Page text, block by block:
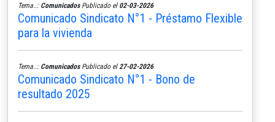
Tema..: ComunicadosPublicado el 02-03-2026
Comunicado Sindicato N°1 - Préstamo Flexible
para la vivienda
Tema..: ComunicadosPublicado el 27-02-2026
Comunicado Sindicato N°1 - Bono de
resultado 2025